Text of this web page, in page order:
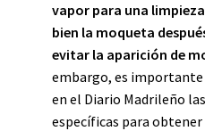
vapor para una
bien la moqueta
evitar la aparición de
embargo, es
en el Diario Madrileño
específicas para